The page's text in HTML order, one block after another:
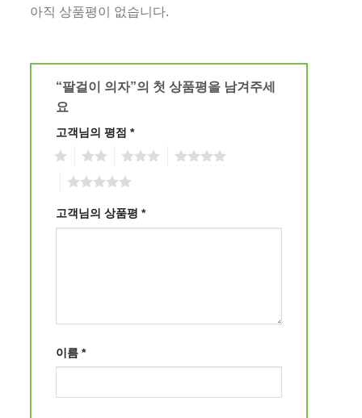
아직 상품평이 없습니다.
“팔걸이 의자”의 첫 상품평을 남겨주세
요
고객님의 평점 *
고객님의 상품평 *
이름 *